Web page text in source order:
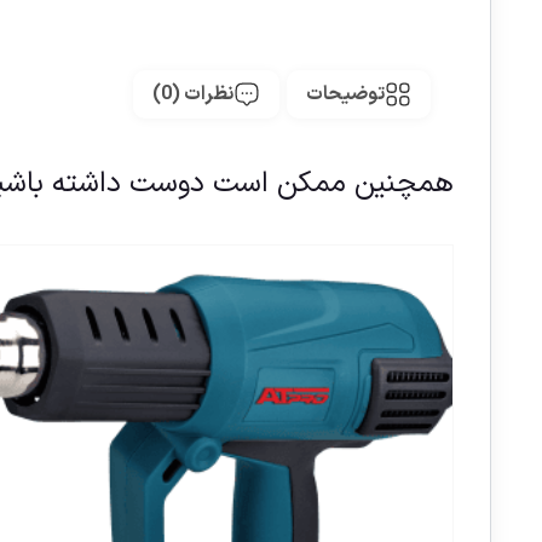
توضیحات نظرات (0)
همچنین ممکن است دوست داشته